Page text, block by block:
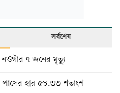
সর্বশেষ
৭ জনের মৃত্যু
হার ৫৮.৩৩ শতাংশ